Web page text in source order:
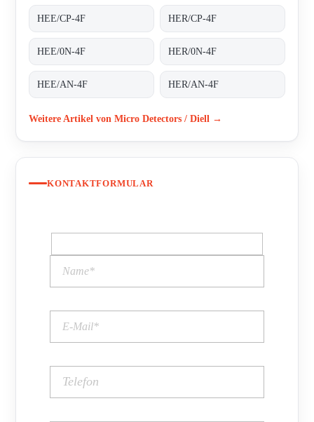
HEE/CP-4F HER/CP-4F
HEE/0N-4F HER/0N-4F
HEE/AN-4F HER/AN-4F
Weitere Artikel von Micro Detectors / Diell →
KONTAKTFORMULAR